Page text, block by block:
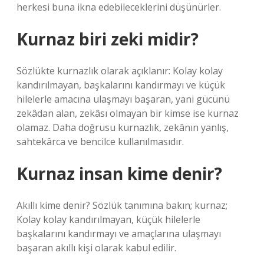
herkesi buna ikna edebileceklerini düşünürler.
Kurnaz biri zeki midir?
Sözlükte kurnazlık olarak açıklanır: Kolay kolay
kandırılmayan, başkalarını kandırmayı ve küçük
hilelerle amacına ulaşmayı başaran, yani gücünü
zekâdan alan, zekâsı olmayan bir kimse ise kurnaz
olamaz. Daha doğrusu kurnazlık, zekânın yanlış,
sahtekârca ve bencilce kullanılmasıdır.
Kurnaz insan kime denir?
Akıllı kime denir? Sözlük tanımına bakın; kurnaz;
Kolay kolay kandırılmayan, küçük hilelerle
başkalarını kandırmayı ve amaçlarına ulaşmayı
başaran akıllı kişi olarak kabul edilir.